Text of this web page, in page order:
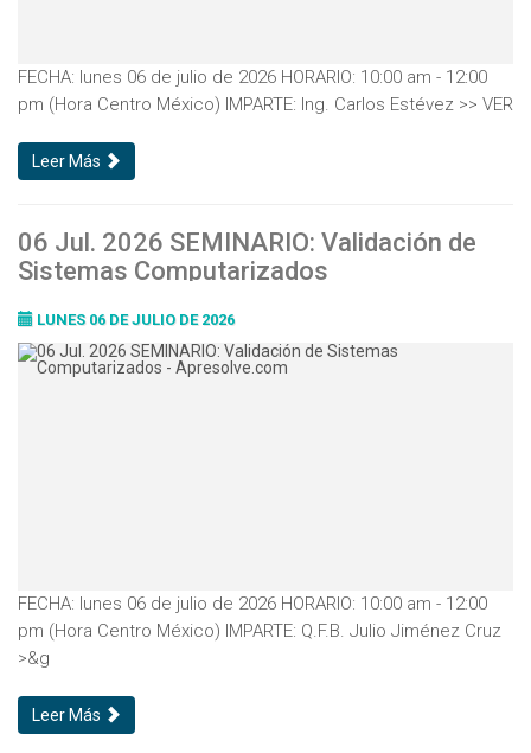
FECHA: lunes 06 de julio de 2026 HORARIO: 10:00 am - 12:00
pm (Hora Centro México) IMPARTE: Ing. Carlos Estévez >> VER
Leer Más
06 Jul. 2026 SEMINARIO: Validación de
Sistemas Computarizados
LUNES 06 DE JULIO DE 2026
FECHA: lunes 06 de julio de 2026 HORARIO: 10:00 am - 12:00
pm (Hora Centro México) IMPARTE: Q.F.B. Julio Jiménez Cruz
>&g
Leer Más